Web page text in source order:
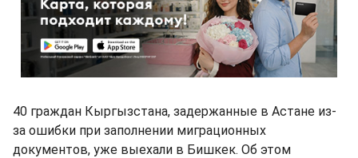
40 граждан Кыргызстана, задержанные в Астане из-
за ошибки при заполнении миграционных
документов, уже выехали в Бишкек. Об этом